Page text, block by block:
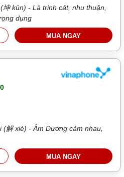
kūn) - Là trinh cát, nhu thuận,
dụng
MUA NGAY
解 xiè) - Âm Dương cảm nhau,
MUA NGAY